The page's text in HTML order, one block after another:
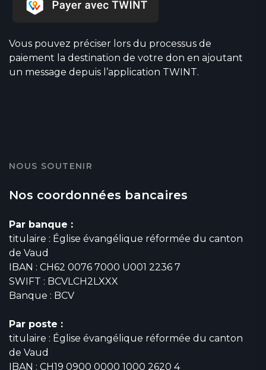
Vous pouvez préciser lors du processus de
paiement la destination de votre don en ajoutant
un message depuis l’application TWINT.
NOUS SOUTENIR
Nos coordonnées bancaires
Par banque :
titulaire : Église évangélique réformée du canton
de Vaud
IBAN : CH62 0076 7000 U001 2236 7
SWIFT : BCVLCH2LXXX
Banque : BCV
Par poste :
titulaire : Église évangélique réformée du canton
de Vaud
IBAN : CH19 0900 0000 1000 2620 4